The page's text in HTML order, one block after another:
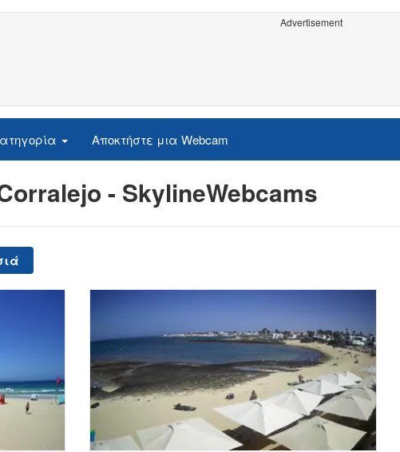
Advertisement
Αποκτήστε μια Webcam
- SkylineWebcams